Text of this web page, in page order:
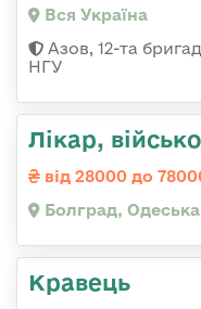
Вся Україна
Азов, 12-та
НГУ
Лікар,
від 28000 до
Болград,
Кравець